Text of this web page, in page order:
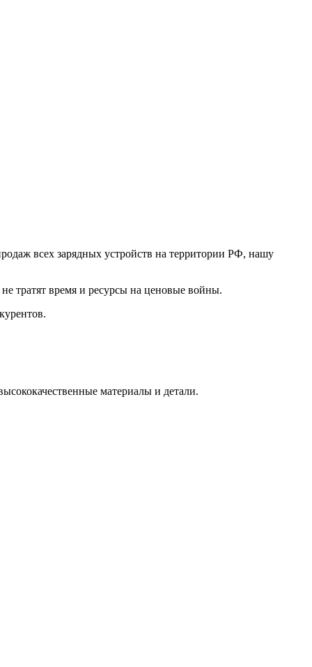
всех зарядных устройств на территории РФ, нашу
тратят время и ресурсы на ценовые войны.
материалы и детали.